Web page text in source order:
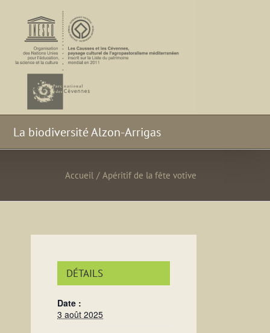
La biodiversité Alzon-Arrigas
Accueil / Apéritif de la fête votive
DÉTAILS
Date :
3 août 2025